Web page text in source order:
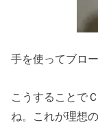
手を使ってブロ
こうすることで
ね。これが理想の